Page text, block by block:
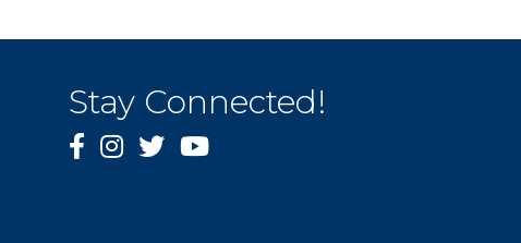
Stay Connected!
facebook
instagram
TwitterYouTube